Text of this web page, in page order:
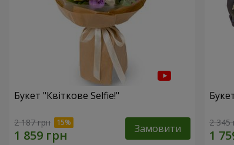
Букет "Квіткове Selfie!"
2 187 грн Замовити 2 345